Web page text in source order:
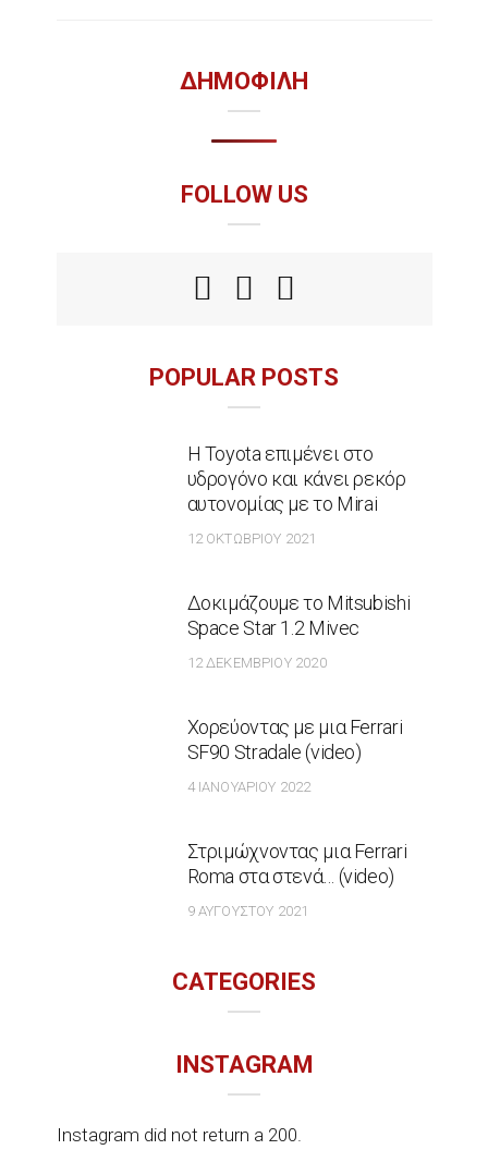
ΔΗΜΟΦΙΛΗ
FOLLOW US
POPULAR POSTS
Η Toyota επιμένει στο
υδρογόνο και κάνει ρεκόρ
αυτονομίας με το Mirai
12 ΟΚΤΩΒΡΊΟΥ 2021
Δοκιμάζουμε το Mitsubishi
Space Star 1.2 Mivec
12 ΔΕΚΕΜΒΡΊΟΥ 2020
Χορεύοντας με μια Ferrari
SF90 Stradale (video)
4 ΙΑΝΟΥΑΡΊΟΥ 2022
Στριμώχνοντας μια Ferrari
Roma στα στενά… (video)
9 ΑΥΓΟΎΣΤΟΥ 2021
CATEGORIES
INSTAGRAM
Instagram did not return a 200.